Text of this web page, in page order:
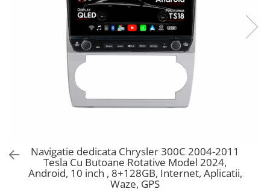
Navigatie dedicata Chrysler 300C 2004-2011
Tesla Cu Butoane Rotative Model 2024,
Android, 10 inch , 8+128GB, Internet, Aplicatii,
Waze, GPS